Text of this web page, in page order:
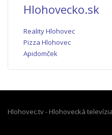
Hlohovecko.sk
Reality Hlohovec
Pizza Hlohovec
Apidomček
Hlohovec.tv - Hlohovecká televízia